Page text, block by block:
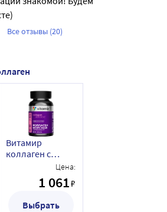
снижает риск
Совместно с глицином и
также участвует в
(восстановительных)
VITAMIR относятся:
150 мг
комплекс с МСМ
Все отзывы (20)
Витамир
коллаген с
витамином с 90
шт. таблетки
массой 1100 мг
Цена:
1 061₽
Выбрать